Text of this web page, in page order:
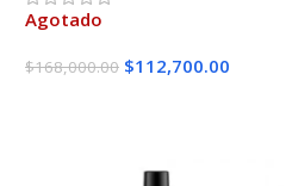
Agotado
$168,000.00 $112,700.00